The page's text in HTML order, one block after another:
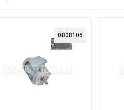
0808106